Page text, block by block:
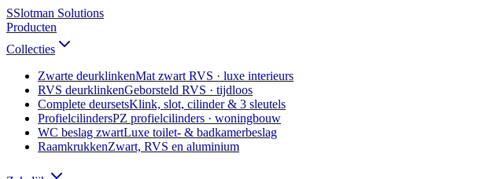
SSlotman Solutions
Producten
Collecties
Zwarte deurklinkenMat zwart RVS · luxe interieurs
RVS deurklinkenGeborsteld RVS · tijdloos
Complete deursetsKlink, slot, cilinder & 3 sleutels
ProfielcilindersPZ profielcilinders · woningbouw
WC beslag zwartLuxe toilet- & badkamerbeslag
RaamkrukkenZwart, RVS en aluminium